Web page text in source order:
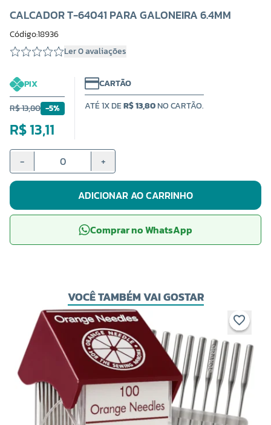
CALCADOR T-64041 PARA GALONEIRA 6.4MM
Código:18936
Ler 0 avaliações
PIX
R$ 13,80 -5%
R$ 13,11
CARTÃO
ATÉ 1X DER$ 13,80NO CARTÃO.
- +
ADICIONAR AO CARRINHO
Comprar no WhatsApp
VOCÊ TAMBÉM VAI GOSTAR